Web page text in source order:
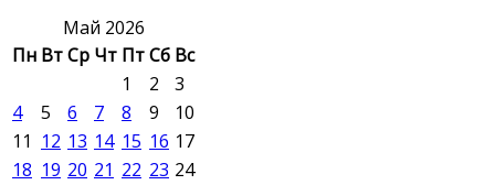
Май 2026
Пн ВтСр Чт ПтСб Вс
1
2
3
4
5 6 7 8 9
10
11 12 13 14 15 16 17
18 19 20 21 22 23 24